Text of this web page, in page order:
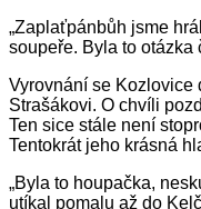
„Zaplaťpánbůh jsme
soupeře. Byla to otázka
Vyrovnání se Kozlovice
Strašákovi. O chvíli
Ten sice stále není
Tentokrát jeho krásná
„Byla to houpačka,
utíkal pomalu až do